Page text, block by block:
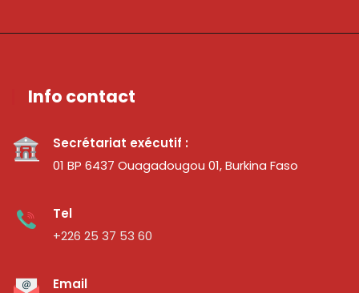
Info contact
Secrétariat exécutif :
01 BP 6437 Ouagadougou 01, Burkina Faso
Tel
+226 25 37 53 60
Email